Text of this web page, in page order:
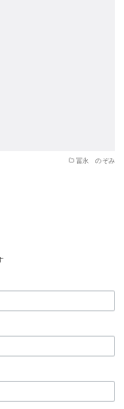
冨永 のぞみ